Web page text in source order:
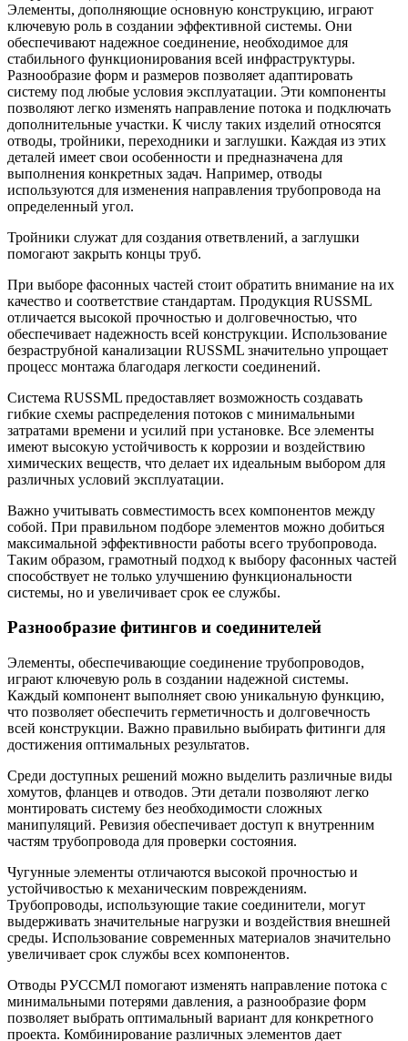
Элементы, дополняющие основную конструкцию, играют
ключевую роль в создании эффективной системы. Они
обеспечивают надежное соединение, необходимое для
стабильного функционирования всей инфраструктуры.
Разнообразие форм и размеров позволяет адаптировать
систему под любые условия эксплуатации. Эти компоненты
позволяют легко изменять направление потока и подключать
дополнительные участки. К числу таких изделий относятся
отводы, тройники, переходники и заглушки. Каждая из этих
деталей имеет свои особенности и предназначена для
выполнения конкретных задач. Например, отводы
используются для изменения направления трубопровода на
определенный угол.
Тройники служат для создания ответвлений, а заглушки
помогают закрыть концы труб.
При выборе фасонных частей стоит обратить внимание на их
качество и соответствие стандартам. Продукция RUSSML
отличается высокой прочностью и долговечностью, что
обеспечивает надежность всей конструкции. Использование
безраструбной канализации RUSSML значительно упрощает
процесс монтажа благодаря легкости соединений.
Система RUSSML предоставляет возможность создавать
гибкие схемы распределения потоков с минимальными
затратами времени и усилий при установке. Все элементы
имеют высокую устойчивость к коррозии и воздействию
химических веществ, что делает их идеальным выбором для
различных условий эксплуатации.
Важно учитывать совместимость всех компонентов между
собой. При правильном подборе элементов можно добиться
максимальной эффективности работы всего трубопровода.
Таким образом, грамотный подход к выбору фасонных частей
способствует не только улучшению функциональности
системы, но и увеличивает срок ее службы.
Разнообразие фитингов и соединителей
Элементы, обеспечивающие соединение трубопроводов,
играют ключевую роль в создании надежной системы.
Каждый компонент выполняет свою уникальную функцию,
что позволяет обеспечить герметичность и долговечность
всей конструкции. Важно правильно выбирать фитинги для
достижения оптимальных результатов.
Среди доступных решений можно выделить различные виды
хомутов, фланцев и отводов. Эти детали позволяют легко
монтировать систему без необходимости сложных
манипуляций. Ревизия обеспечивает доступ к внутренним
частям трубопровода для проверки состояния.
Чугунные элементы отличаются высокой прочностью и
устойчивостью к механическим повреждениям.
Трубопроводы, использующие такие соединители, могут
выдерживать значительные нагрузки и воздействия внешней
среды. Использование современных материалов значительно
увеличивает срок службы всех компонентов.
Отводы РУССМЛ помогают изменять направление потока с
минимальными потерями давления, а разнообразие форм
позволяет выбрать оптимальный вариант для конкретного
проекта. Комбинирование различных элементов дает